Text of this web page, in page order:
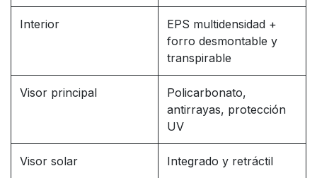
Interior
EPS multidensidad +
forro desmontable y
transpirable
Visor principal
Policarbonato,
antirrayas, protección
UV
Visor solar Integrado y retráctil